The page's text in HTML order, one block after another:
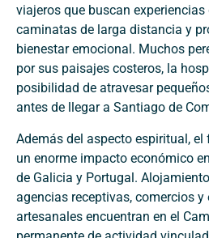
viajeros que buscan
caminatas de larga distancia y
bienestar emocional. Muchos
por sus paisajes costeros, la
posibilidad de atravesar
antes de llegar a Santiago de
Además del aspecto espiritual,
un enorme impacto económico
de Galicia y Portugal.
agencias receptivas, comercios
artesanales encuentran en el